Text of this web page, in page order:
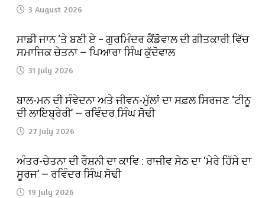
3 August 2026
ਸਾਡੀ ਜਾਨ ‘ਤੇ ਬਣੀ ਏ – ਗੁਰਮਿੰਦਰ ਕੈਂਡੋਵਾਲ ਦੀ ਗੀਤਕਾਰੀ ਵਿੱਚ
ਸਮਾਜਿਕ ਚੇਤਨਾ — ਪਿਆਰਾ ਸਿੰਘ ਕੁੱਦੋਵਾਲ
31 July 2026
ਬਾਲ-ਮਨ ਦੀ ਸੰਵੇਦਨਾ ਅਤੇ ਜੀਵਨ-ਮੁੱਲਾਂ ਦਾ ਸਫ਼ਲ ਸਿਰਜਣ ‘ਟੀਨੂ
ਦੀ ਲਾਇਬ੍ਰੇਰੀ’ — ਰਵਿੰਦਰ ਸਿੰਘ ਸੋਢੀ
27 July 2026
ਅੰਤਰ-ਚੇਤਨਾ ਦੀ ਰੌਸ਼ਨੀ ਦਾ ਕਾਵਿ : ਰਾਜੀਵ ਸੇਠ ਦਾ ‘ਮੇਰੇ ਹਿੱਸੇ ਦਾ
ਸੂਰਜ’ — ਰਵਿੰਦਰ ਸਿੰਘ ਸੋਢੀ
19 July 2026